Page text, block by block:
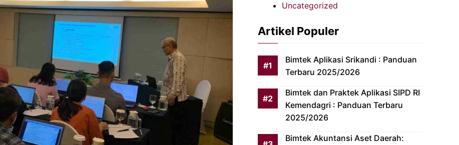
Uncategorized
Artikel Populer
Bimtek Aplikasi Srikandi : Panduan
Terbaru 2025/2026
Bimtek dan Praktek Aplikasi SIPD RI
Kemendagri : Panduan Terbaru
2025/2026
Bimtek Akuntansi Aset Daerah: